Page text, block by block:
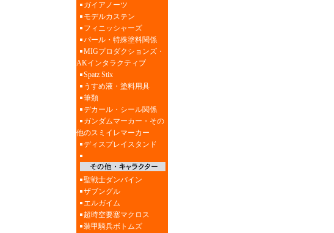
ガイアノーツ
モデルカステン
フィニッシャーズ
パール・特殊塗料関係
MIGプロダクションズ・
AKインタラクティブ
Spatz Stix
うすめ液・塗料用具
筆類
デカール・シール関係
ガンダムマーカー・その
他のスミイレマーカー
ディスプレイスタンド
聖戦士ダンバイン
ザブングル
エルガイム
超時空要塞マクロス
装甲騎兵ボトムズ